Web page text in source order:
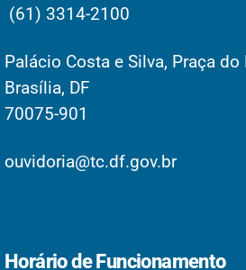
(61) 3314-2100
Palácio Costa e Silva, Praça do
Brasília, DF
70075-901
ouvidoria@tc.df.gov.br
Horário de Funcionamento